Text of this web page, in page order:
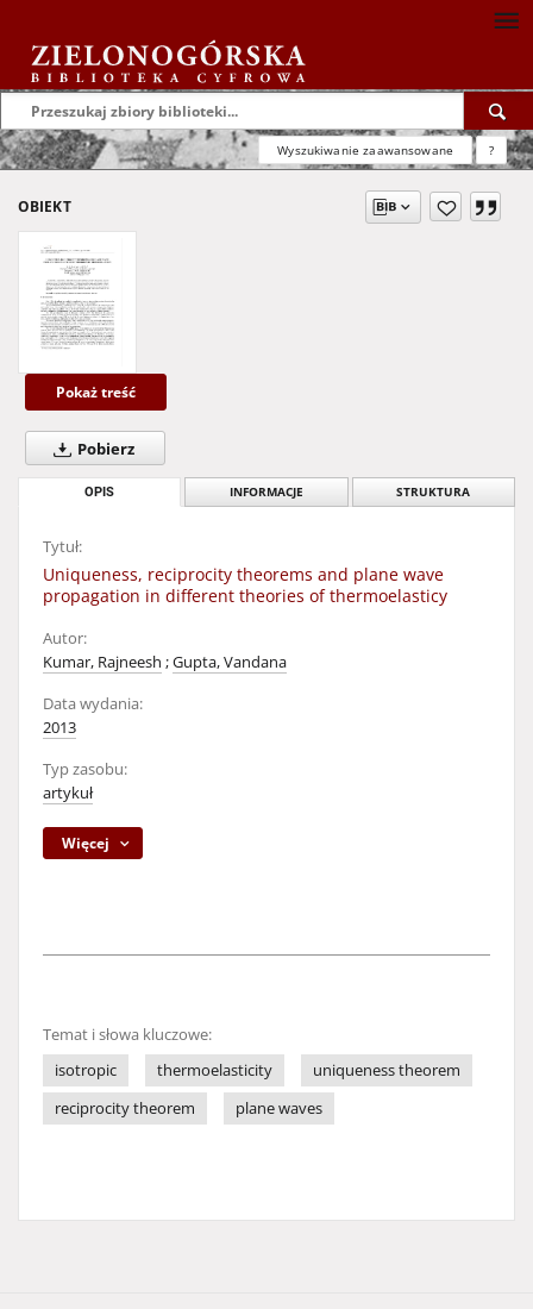
Wyszukiwanie zaawansowane ?
OBIEKT
Pokaż treść
Pobierz
OPIS INFORMACJE STRUKTURA
Tytuł:
Uniqueness, reciprocity theorems and plane wave
propagation in different theories of thermoelasticy
Autor:
Kumar, Rajneesh ;Gupta, Vandana
Data wydania:
2013
Typ zasobu:
artykuł
Więcej
Temat i słowa kluczowe:
isotropic
thermoelasticity
uniqueness theorem
reciprocity theorem
plane waves